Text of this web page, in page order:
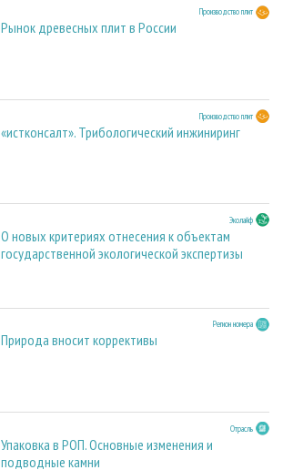
Производство плит
Рынок древесных плит в России
Производство плит
«истконсалт». Трибологический инжиниринг
Эколайф
О новых критериях отнесения к объектам
государственной экологической экспертизы
Регион номера
Природа вносит коррективы
Отрасль
Упаковка в РОП. Основные изменения и
подводные камни